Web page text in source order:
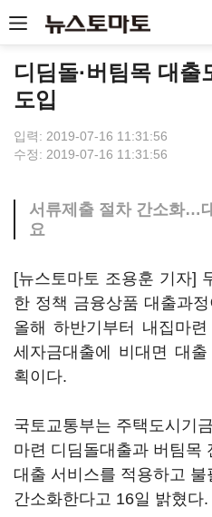
디딤돌·버팀목 대
도입
입력: 2019-07-16 11:31:56
수정: 2019-07-16 11:31:56
서류제출 절차 간소화…
요
[뉴스토마토 조용훈 기자]
한 정책 금융상품 대출과
올해 하반기부터 내집마
세자금대출에 비대면 대
획이다.
국토교통부는 주택도시기
마련 디딤돌대출과 버팀목
대출 서비스를 적용하고
간소화한다고 16일 밝혔다.